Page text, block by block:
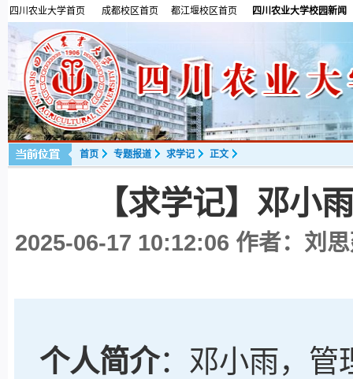
四川农业大学首页 成都校区首页 都江堰校区首页 四川农业大学校园新闻
首页 专题报道 求学记 正文
【求学记】邓小
2025-06-17 10:12:06 作者：刘
个人简介：邓小雨，管